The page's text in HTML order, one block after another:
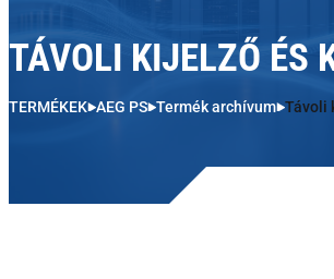
TÁVOLI KIJELZŐ ÉS
TERMÉKEK AEG PS Termék archívum Távoli